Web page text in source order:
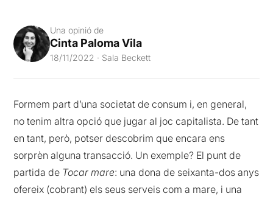
Una opinió de
Cinta Paloma Vila
18/11/2022 · Sala Beckett
Formem part d’una societat de consum i, en general,
no tenim altra opció que jugar al joc capitalista. De tant
en tant, però, potser descobrim que encara ens
sorprèn alguna transacció. Un exemple? El punt de
partida de Tocar mare: una dona de seixanta-dos anys
ofereix (cobrant) els seus serveis com a mare, i una